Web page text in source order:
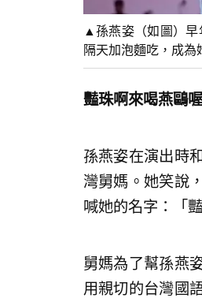
▲孫燕姿（如圖）早
隔天加泡麵吃，成為
豔珠啊來喝燕鷗
孫燕姿在演出時
灣舅媽。她笑說
喊她的名字：「
舅媽為了幫孫燕
用親切的台灣國